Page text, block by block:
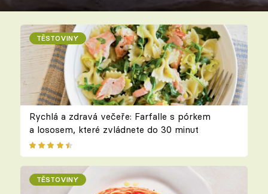
TĚSTOVINY
Rychlá a zdravá večeře: Farfalle s pórkem
a lososem, které zvládnete do 30 minut
TĚSTOVINY